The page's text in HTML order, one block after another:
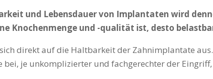
und Lebensdauer von Implantaten wird
Knochenmenge und -qualität ist, desto
direkt auf die Haltbarkeit der Zahnimplantate
bei, je unkomplizierter und fachgerechter der